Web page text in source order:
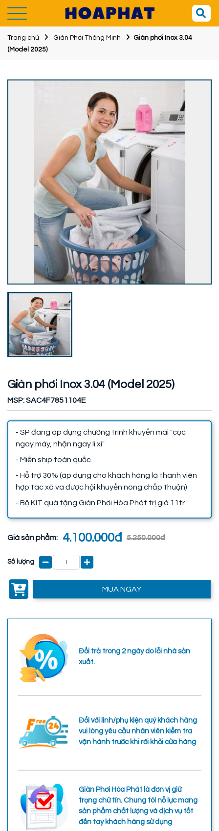
Trang chủ Giàn Phơi Thông Minh
Giàn phơi Inox 3.04
(Model 2025)
Giàn phơi Inox 3.04 (Model 2025)
MSP: SAC4F7851104E
- SP đang áp dụng chương trình khuyến mãi "cọc
ngay máy, nhận ngay lì xì"
- Miễn ship toàn quốc
- Hỗ trợ 30% (áp dụng cho khách hàng là thành viên
hợp tác xã và được hội khuyến nông chấp thuận)
- Bộ KIT quà tặng Giàn Phơi Hòa Phát trị giá 11tr
Giá sản phẩm: 4.100.000đ 5.250.000đ
Số lượng
MUA NGAY
Đổi trả trong 2 ngày do lỗi nhà sản
xuất.
Đối với linh/phụ kiện quý khách hàng
vui lòng yêu cầu nhân viên kiểm tra
vận hành trước khi rời khỏi cửa hàng
Giàn Phơi Hòa Phát là đơn vị giữ
trọng chữ tín. Chung tôi nỗ lực mang
sản phẩm chất lượng và dịch vụ tốt
đến tay khách hàng sử dụng